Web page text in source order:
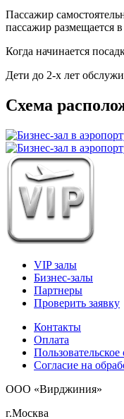
Пассажир
пассажир размещается
Когда начинается
Дети до 2-х лет
Схема
VIP залы
Бизнес-залы
Партнеры
Проверить заявку
Контакты
Оплата
Согласие на
ООО «Вирджиния»
г.Москва